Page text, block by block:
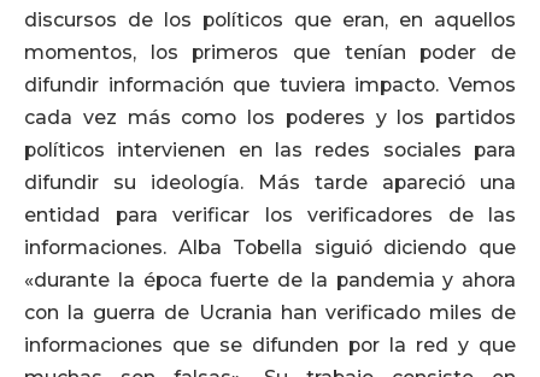
discursos de los políticos que eran, en aquellos
momentos, los primeros que tenían poder de
difundir información que tuviera impacto. Vemos
cada vez más como los poderes y los partidos
políticos intervienen en las redes sociales para
difundir su ideología. Más tarde apareció una
entidad para verificar los verificadores de las
informaciones. Alba Tobella siguió diciendo que
«durante la época fuerte de la pandemia y ahora
con la guerra de Ucrania han verificado miles de
informaciones que se difunden por la red y que